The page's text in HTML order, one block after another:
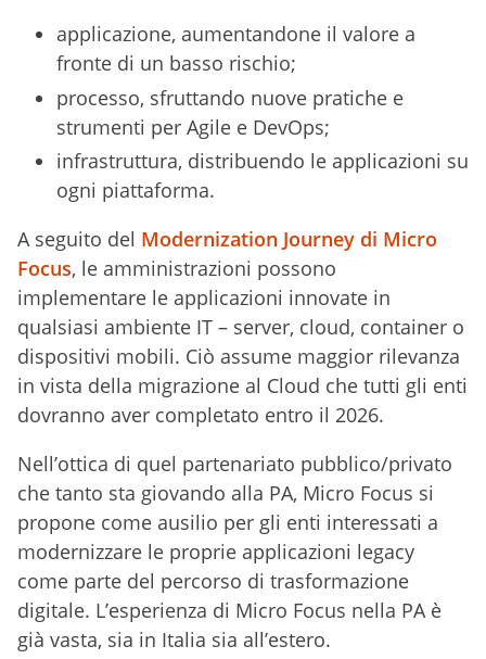
applicazione, aumentandone il valore a
fronte di un basso rischio;
processo, sfruttando nuove pratiche e
strumenti per Agile e DevOps;
infrastruttura, distribuendo le applicazioni su
ogni piattaforma.
A seguito del Modernization Journey di Micro
Focus, le amministrazioni possono
implementare le applicazioni innovate in
qualsiasi ambiente IT – server, cloud, container o
dispositivi mobili. Ciò assume maggior rilevanza
in vista della migrazione al Cloud che tutti gli enti
dovranno aver completato entro il 2026.
Nell’ottica di quel partenariato pubblico/privato
che tanto sta giovando alla PA, Micro Focus si
propone come ausilio per gli enti interessati a
modernizzare le proprie applicazioni legacy
come parte del percorso di trasformazione
digitale. L’esperienza di Micro Focus nella PA è
già vasta, sia in Italia sia all’estero.